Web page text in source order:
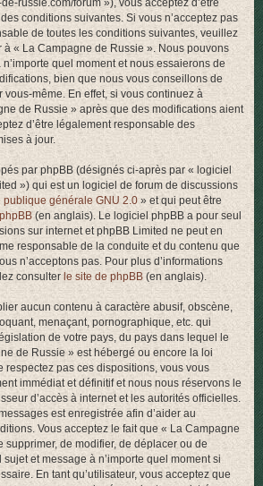
russie.com/forum »), vous acceptez d’être
conditions suivantes. Si vous n’acceptez pas
de toutes les conditions suivantes, veuillez
à « La Campagne de Russie ». Nous pouvons
quel moment et nous essaierons de
bien que nous vous conseillons de
même. En effet, si vous continuez à
de Russie » après que des modifications aient
d’être légalement responsable des
à jour.
par phpBB (désignés ci-après par « logiciel
») qui est un logiciel de forum de discussions
publique générale GNU 2.0 » et qui peut être
(en anglais). Le logiciel phpBB a pour seul
sur internet et phpBB Limited ne peut en
responsable de la conduite et du contenu que
n’acceptons pas. Pour plus d’informations
consulter le site de phpBB (en anglais).
aucun contenu à caractère abusif, obscène,
menaçant, pornographique, etc. qui
de votre pays, du pays dans lequel le
de Russie » est hébergé ou encore la loi
respectez pas ces dispositions, vous vous
immédiat et définitif et nous nous réservons le
d’accès à internet et les autorités officielles.
est enregistrée afin d’aider au
Vous acceptez le fait que « La Campagne
supprimer, de modifier, de déplacer ou de
et message à n’importe quel moment si
En tant qu’utilisateur, vous acceptez que